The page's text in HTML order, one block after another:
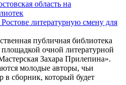
литературную смену для
публичная библиотека
очной литературной
Захара Прилепина».
молодые авторы, чьи
в сборник, который будет